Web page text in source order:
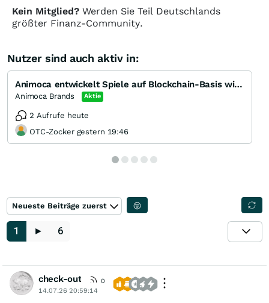
Kein Mitglied? Werden Sie Teil Deutschlands
größter Finanz-Community.
Nutzer sind auch aktiv in:
Animoca entwickelt Spiele auf Blockchain-Basis wie CryptoKitties,Crazy Defense Heroes auf Weltniveau
Animoca Brands Aktie
2 Aufrufe heute
OTC-Zocker gestern 19:46
Neueste Beiträge zuerst
1 ► 6
check-out
0
14.07.26 20:59:14